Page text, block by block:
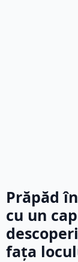
Prăpăd
cu un
fața